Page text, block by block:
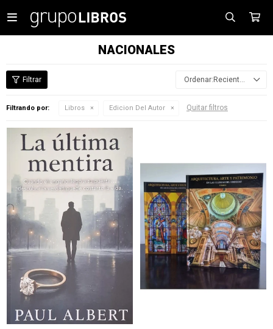

NACIONALES
Recientes
Filtrando por: Libros Edicion Del Autor Quitar filtros